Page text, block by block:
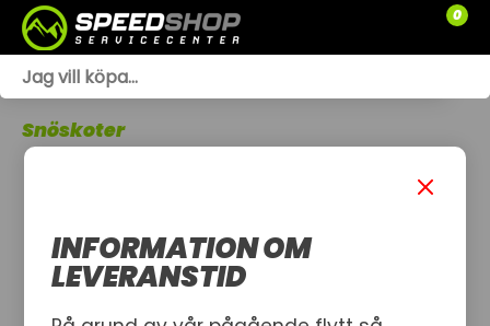
0
SLÄPVAGNAR
Snöskoter
INFORMATION OM
LEVERANSTID